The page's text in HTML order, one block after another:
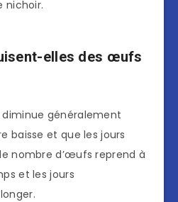
nichoir.
elles des œufs
généralement
baisse et que les jours
nombre d’œufs reprend à
et les jours